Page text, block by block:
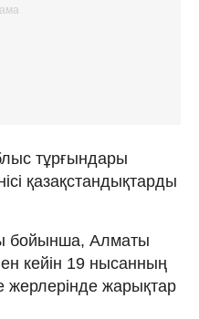
тұрғындары
қазақстандықтарды
бойынша, Алматы
кейін 19 нысанның
жерлерінде жарықтар